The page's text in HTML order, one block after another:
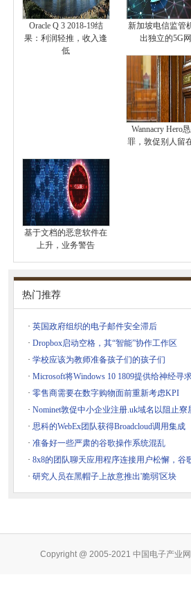
Oracle Q 3 2018-19结
果：利润轻推，收入逢
低
新加坡电信监管
出独立的5G
Wannacry Hero
罪，敦促别人留
基于文档的恶意软件在
上升，业务警告
热门推荐
· 英国政府组织的电子邮件安全滞后
· Dropbox启动空格，其“智能”协作工作区
· 学校应该为教师准备孩子们的孩子们
· Microsoft将Windows 10 1809提供给神经寻
· 零售商需要在数字购物面前重新考虑KPI
· Nominet敦促中小企业注册.uk域名以阻止寮
· 思科的WebEx团队获得Broadcloud调用集成
· 准备好一些严肃的谷歌操作系统混乱
· 8x8的团队聊天应用程序连接用户松懈，谷
· 研究人员在黑帽子上故意推出'脆弱'区块
Copyright @ 2005-2021 中国电子产业